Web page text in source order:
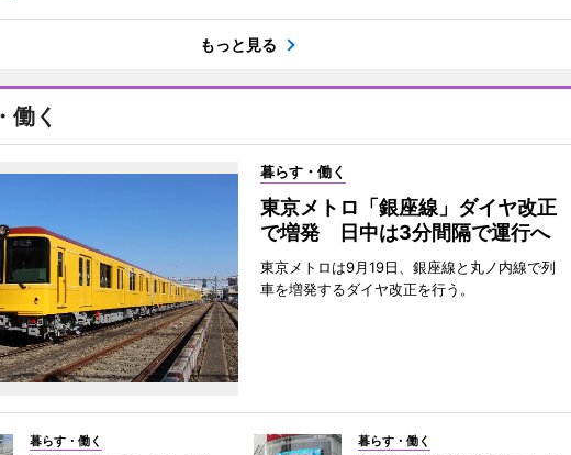
もっと見る
働く
暮らす・働く
東京メトロ「銀座線」ダイヤ改正
で増発 日中は3分間隔で運行へ
東京メトロは9月19日、銀座線と丸ノ内線で列
車を増発するダイヤ改正を行う。
暮らす・働く 暮らす・働く